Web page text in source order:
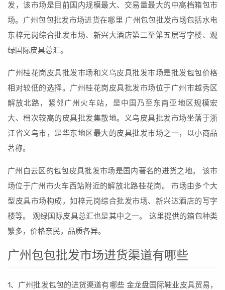
发，该市场是目前国内规模最大、交易量最大的中高档箱包市
场。广州包包批发市场进货在哪里 广州包包批发市场包括水电
东梓元岗综合批发市场、新兴大酒店第二至第五层写字楼、观
绿国际皮具总汇。
广州桂花岗皮具批发市场和义乌皮具批发市场是批发包包价格
相对较低的选择。广州桂花岗皮具批发市场位于广州市越秀区
解放北路，紧邻广州火车站，是中国乃至东南亚地区规模宏
大、档次较高的皮具批发集散地。义乌皮具批发市场坐落于浙
江省义乌市，是华东地区最大的皮具批发市场之一，以小商品
著称。
广州白云区的包包皮具批发市场是国内著名的进货之地。 该市
场位于广州市火车西站附近的解放北路桂花岗。 市场由多个大
型皮具市场构成，如梓元岗综合批发市场、新兴达酒店的写字
楼等。 观绿国际皮具总汇也是其中之一。 这里提供的箱包种类
繁多，价格亲民，品质各异。
广州包包批发市场进货渠道有哪些
1、广州批发包包的进货渠道有哪些 金龙盘国际鞋业皮具贸易，